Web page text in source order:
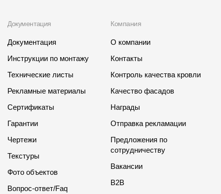
Документация
Документация
Инструкции по монтажу
Технические листы
Рекламные материалы
Сертификаты
Гарантии
Чертежи
Текстуры
Фото объектов
Вопрос-ответ/Faq
Компания
О компании
Контакты
Контроль качества кровли
Качество фасадов
Награды
Отправка рекламации
Предложения по
сотрудничеству
Вакансии
B2B